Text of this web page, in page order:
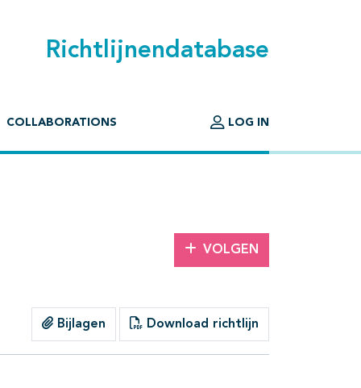
Richtlijnendatabase
COLLABORATIONS LOG IN
VOLGEN
Bijlagen Download richtlijn